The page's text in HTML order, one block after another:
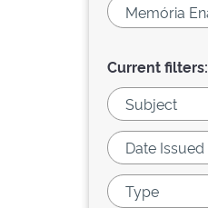
Current filters: